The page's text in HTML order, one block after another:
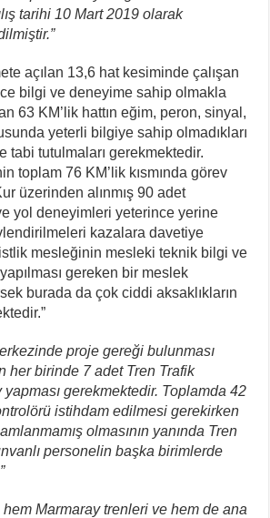
tarihi 10 Mart 2019 olarak
açılan 13,6 hat kesiminde çalışan
bilgi ve deneyime sahip olmakla
63 KM’lik hattın eğim, peron, sinyal,
yeterli bilgiye sahip olmadıkları
tabi tutulmaları gerekmektedir.
toplam 76 KM’lik kısmında görev
üzerinden alınmış 90 adet
yol deneyimleri yeterince yerine
kazalara davetiye
mesleğinin mesleki teknik bilgi ve
gereken bir meslek
burada da çok ciddi aksaklıkların
proje gereği bulunması
her birinde 7 adet Tren Trafik
gerekmektedir. Toplamda 42
istihdam edilmesi gerekirken
olmasının yanında Tren
personelin başka birimlerde
hem Marmaray trenleri ve hem de ana